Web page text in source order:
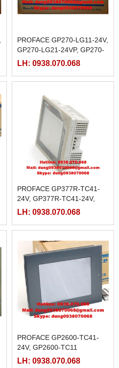
PROFACE GP270-LG11-24V,
GP270-LG21-24VP, GP270-
LG31-24V,
LH: 0938.070.068
PROFACE GP377R-TC41-
24V, GP377R-TC41-24V,
GP377R-TC11
LH: 0938.070.068
PROFACE GP2600-TC41-
24V, GP2600-TC11
LH: 0938.070.068